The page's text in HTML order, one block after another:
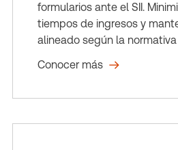
formularios ante el SII.
tiempos de ingresos y
alineado según la
Conocer más